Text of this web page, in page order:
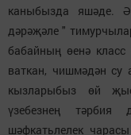
каныбызда яшәде.
дәрәҗәле "
бабайның өенә
ваткан, чишмәдән су
кызларыбыз өй
үзебезнең
шәфкатьлелек